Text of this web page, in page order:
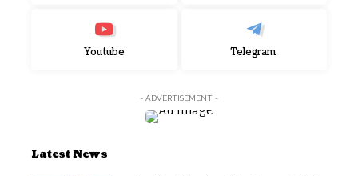
Youtube Telegram
- ADVERTISEMENT -
Latest News